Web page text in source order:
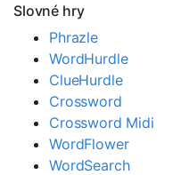
Slovné hry
Phrazle
WordHurdle
ClueHurdle
Crossword
Crossword Midi
WordFlower
WordSearch